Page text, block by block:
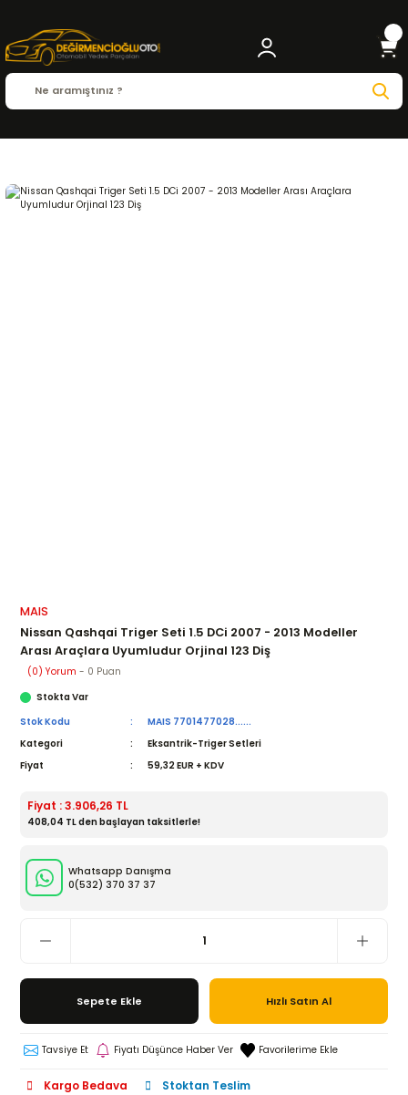
MAIS
Nissan Qashqai Triger Seti 1.5 DCi 2007 - 2013 Modeller
Arası Araçlara Uyumludur Orjinal 123 Diş
(0) Yorum - 0 Puan
Stokta Var
Stok Kodu
MAIS 7701477028......
Kategori
Eksantrik-Triger Setleri
Fiyat
59,32 EUR + KDV
Fiyat : 3.906,26 TL
408,04 TL den başlayan taksitlerle!
Whatsapp Danışma
0(532) 370 37 37
Sepete Ekle Hızlı Satın Al
Tavsiye Et Fiyatı Düşünce Haber Ver
Kargo Bedava Stoktan Teslim